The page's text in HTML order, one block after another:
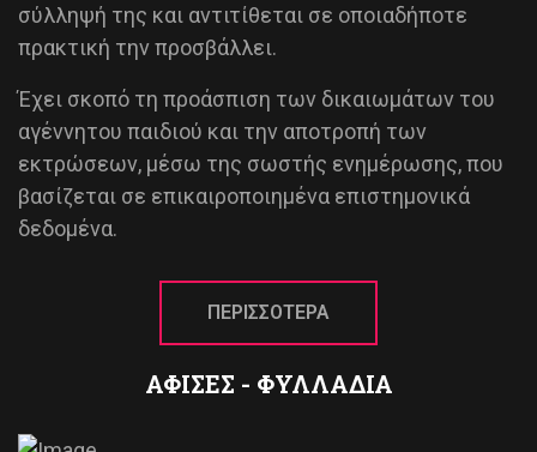
σύλληψή της και αντιτίθεται σε οποιαδήποτε
πρακτική την προσβάλλει.
Έχει σκοπό τη προάσπιση των δικαιωμάτων του
αγέννητου παιδιού και την αποτροπή των
εκτρώσεων, μέσω της σωστής ενημέρωσης, που
βασίζεται σε επικαιροποιημένα επιστημονικά
δεδομένα.
ΠΕΡΙΣΣΟΤΕΡΑ
ΑΦΙΣΕΣ - ΦΥΛΛΑΔΙΑ